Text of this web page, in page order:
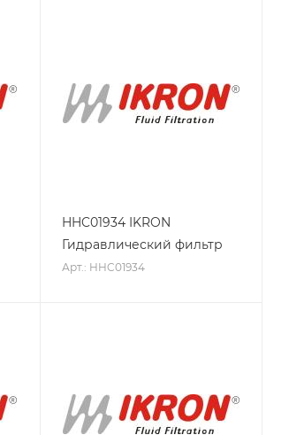
HHC01934 IKRON
Гидравлический фильтр
Арт.: HHC01934